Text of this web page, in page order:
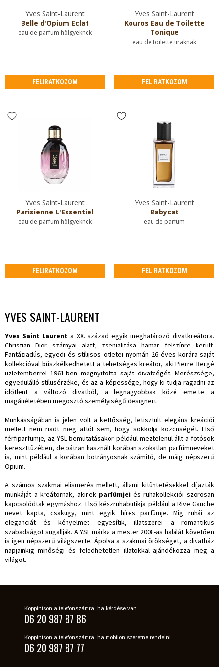
Yves Saint-Laurent
Belle d'Opium Eclat
eau de parfum hölgyeknek
FELIRATKOZOM
Yves Saint-Laurent
Kouros Eau de Toilette
Tonique
eau de toilette uraknak
FELIRATKOZOM
Yves Saint-Laurent
Parisienne L'Essentiel
eau de parfum hölgyeknek
FELIRATKOZOM
Yves Saint-Laurent
Babycat
eau de parfum
FELIRATKOZOM
YVES SAINT-LAURENT
Yves Saint Laurent a XX. század egyik meghatározó divatkreátora.
Christian Dior szárnyai alatt, zsenialitása hamar felszínre került.
Fantáziadús, egyedi és stílusos ötletei nyomán 26 éves korára saját
kollekcióval büszkélkedhetett a tehetséges kreátor, aki Pierre Bergé
üzletemberrel 1961-ben megnyitotta saját divatcégét. Merészsége,
egyedülálló stílusérzéke, és az a képessége, hogy ki tudja ragadni az
időtlent a változó divatból, a legnagyobbak közé emelte a
magánéletében megosztó személyiségű designert.
Munkásságában is jelen volt a kettősség, letisztult elegáns kreációi
mellett nem riadt meg attól sem, hogy sokkolja közönségét. Első
férfiparfümje, az YSL bemutatásakor például meztelenül állt a fotósok
kereszttüzében, de bátran használt korában szokatlan parfümneveket
is, mint például a korában botrányosnak számító, de máig népszerű
Opium.
A számos szakmai elismerés mellett, állami kitüntetésekkel díjazták
munkáját a kreátornak, akinek parfümjei és ruhakollekciói szorosan
kapcsolódtak egymáshoz. Első készruhabutikja például a Rive Gauche
nevet kapta, csakúgy, mint egyik híres parfümje. Míg ruhái az
eleganciát és kényelmet egyesítik, illatszerei a romantikus
szabadságot sugallják. A YSL márka a mester 2008-as halálát követően
is igen népszerű világszerte. Ápolva a szakmai örökséget, a divatház
napjainkig minőségi és feledhetetlen illatokkal ajándékozza meg a
világot.
Koppintson a telefonszámra, ha kérdése van
06 20 987 87 86
Koppintson a telefonszámra, ha mobilon szeretne rendelni
06 20 987 87 77